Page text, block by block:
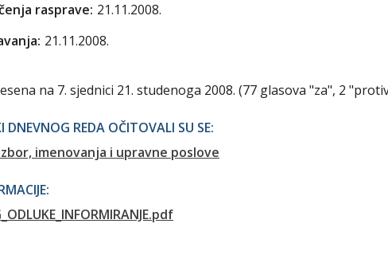
rasprave: 21.11.2008.
21.11.2008.
na 7. sjednici 21. studenoga 2008. (77 glasova "za", 2
DNEVNOG REDA OČITOVALI SU SE:
imenovanja i upravne poslove